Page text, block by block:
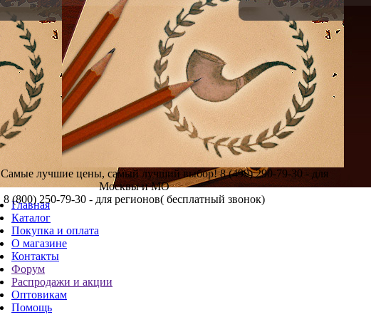
Самые лучшие цены, самый лучший выбор! 8 (499) 290-79-30 - для
Москвы и МО
8 (800) 250-79-30 - для регионов( бесплатный звонок)
Главная
Каталог
Покупка и оплата
О магазине
Контакты
Форум
Распродажи и акции
Оптовикам
Помощь